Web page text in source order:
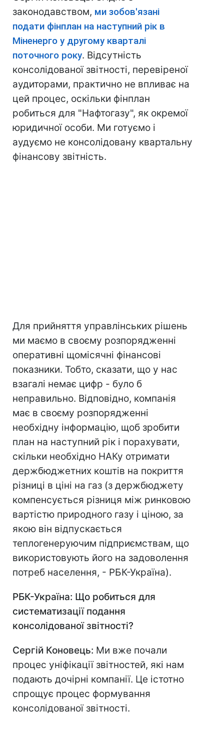
законодавством, ми зобов'язані
подати фінплан на наступний рік в
Міненерго у другому кварталі
поточного року. Відсутність
консолідованої звітності, перевіреної
аудиторами, практично не впливає на
цей процес, оскільки фінплан
робиться для "Нафтогазу", як окремої
юридичної особи. Ми готуємо і
аудуємо не консолідовану квартальну
фінансову звітність.
Для прийняття управлінських рішень
ми маємо в своєму розпорядженні
оперативні щомісячні фінансові
показники. Тобто, сказати, що у нас
взагалі немає цифр - було б
неправильно. Відповідно, компанія
має в своєму розпорядженні
необхідну інформацію, щоб зробити
план на наступний рік і порахувати,
скільки необхідно НАКу отримати
держбюджетних коштів на покриття
різниці в ціні на газ (з держбюджету
компенсується різниця між ринковою
вартістю природного газу і ціною, за
якою він відпускається
теплогенеруючим підприємствам, що
використовують його на задоволення
потреб населення, - РБК-Україна).
РБК-Україна: Що робиться для
систематизації подання
консолідованої звітності?
Сергій Коновець: Ми вже почали
процес уніфікації звітностей, які нам
подають дочірні компанії. Це істотно
спрощує процес формування
консолідованої звітності.